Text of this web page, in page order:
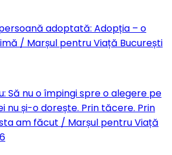
adoptată: Adopția – o
/ Marșul pentru Viață București
Să nu o împingi spre o alegere pe
nu și-o dorește. Prin tăcere. Prin
am făcut / Marșul pentru Viață